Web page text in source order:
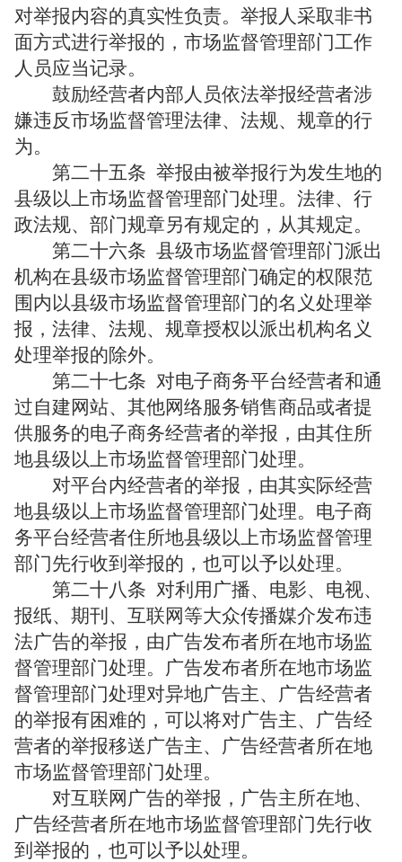
对举报内容的真实性负责。举报人采取非书
面方式进行举报的，市场监督管理部门工作
人员应当记录。
鼓励经营者内部人员依法举报经营者涉
嫌违反市场监督管理法律、法规、规章的行
为。
第二十五条 举报由被举报行为发生地的
县级以上市场监督管理部门处理。法律、行
政法规、部门规章另有规定的，从其规定。
第二十六条 县级市场监督管理部门派出
机构在县级市场监督管理部门确定的权限范
围内以县级市场监督管理部门的名义处理举
报，法律、法规、规章授权以派出机构名义
处理举报的除外。
第二十七条 对电子商务平台经营者和通
过自建网站、其他网络服务销售商品或者提
供服务的电子商务经营者的举报，由其住所
地县级以上市场监督管理部门处理。
对平台内经营者的举报，由其实际经营
地县级以上市场监督管理部门处理。电子商
务平台经营者住所地县级以上市场监督管理
部门先行收到举报的，也可以予以处理。
第二十八条 对利用广播、电影、电视、
报纸、期刊、互联网等大众传播媒介发布违
法广告的举报，由广告发布者所在地市场监
督管理部门处理。广告发布者所在地市场监
督管理部门处理对异地广告主、广告经营者
的举报有困难的，可以将对广告主、广告经
营者的举报移送广告主、广告经营者所在地
市场监督管理部门处理。
对互联网广告的举报，广告主所在地、
广告经营者所在地市场监督管理部门先行收
到举报的，也可以予以处理。